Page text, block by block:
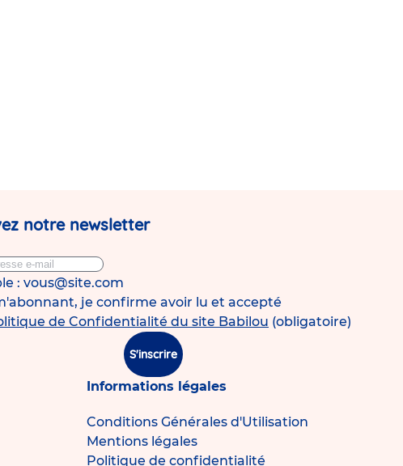
notre newsletter
: vous@site.com
je confirme avoir lu et accepté
de Confidentialité du site Babilou (obligatoire)
S'inscrire
Informations légales
Conditions Générales d'Utilisation
Mentions légales
Politique de confidentialité